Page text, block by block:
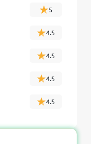
5
4.5
4.5
4.5
4.5